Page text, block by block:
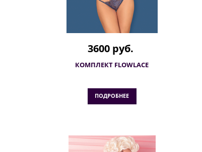
3600 руб.
КОМПЛЕКТ FLOWLACE
ПОДРОБНЕЕ